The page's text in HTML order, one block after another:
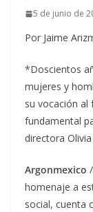
5 de junio de
Por Jaime
*Doscientos
mujeres y
su vocación
fundamental
directora
Argonmexico
homenaje a
social, cuenta